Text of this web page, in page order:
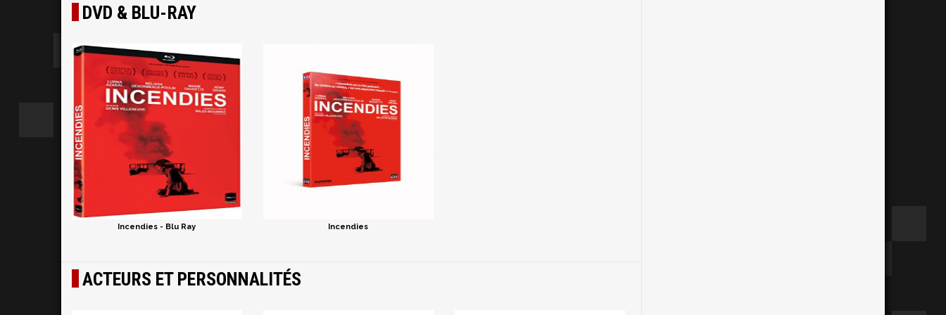
DVD & BLU-RAY
Incendies - Blu Ray Incendies
ACTEURS ET PERSONNALITÉS